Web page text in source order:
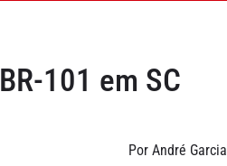
101 em SC
Por André Garcia